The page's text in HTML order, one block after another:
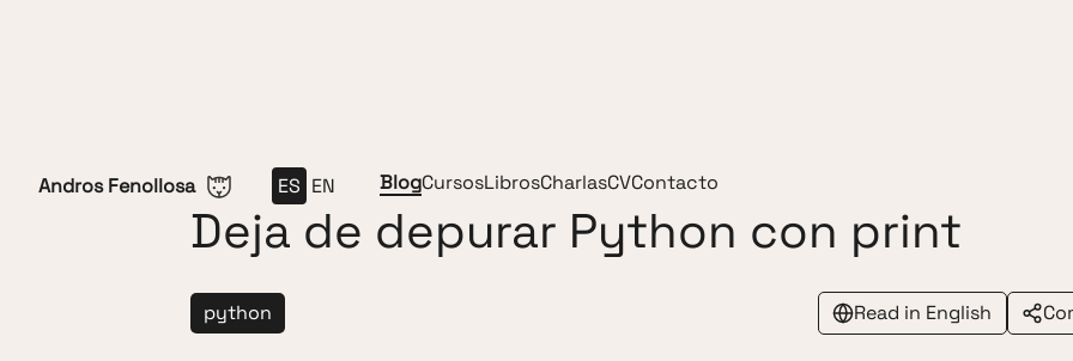
Saltar al contenido
Andros Fenollosa ES EN BlogCursosLibrosCharlasCVContacto
Deja de depurar Python con print
python Read in English